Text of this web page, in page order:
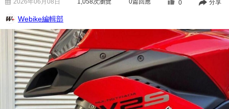
2026年06月08日 1,058次瀏覽 0篇回應 0 分享
Webike編輯部